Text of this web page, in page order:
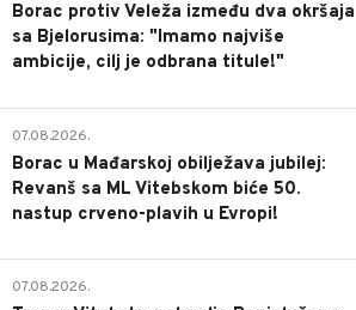
Borac protiv Veleža između dva okršaja
sa Bjelorusima: "Imamo najviše
ambicije, cilj je odbrana titule!"
07.08.2026.
Borac u Mađarskoj obilježava jubilej:
Revanš sa ML Vitebskom biće 50.
nastup crveno-plavih u Evropi!
07.08.2026.